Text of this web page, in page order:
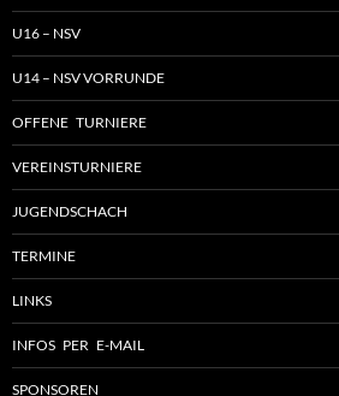
U16 – NSV
U14 – NSV VORRUNDE
OFFENE TURNIERE
VEREINSTURNIERE
JUGENDSCHACH
TERMINE
LINKS
INFOS PER E-MAIL
SPONSOREN